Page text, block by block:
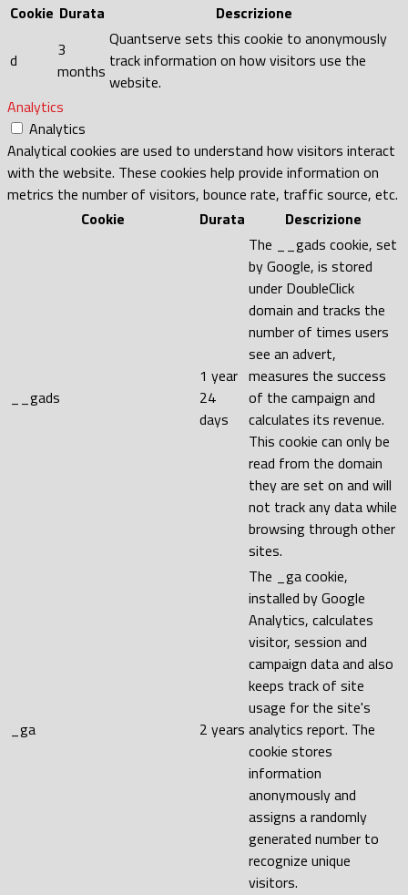
Cookie Durata Descrizione
d
3
months
Quantserve sets this cookie to anonymously
track information on how visitors use the
website.
Analytics
Analytics
Analytical cookies are used to understand how visitors interact
with the website. These cookies help provide information on
metrics the number of visitors, bounce rate, traffic source, etc.
Cookie
Durata Descrizione
__gads
1 year
24
days
The __gads cookie, set
by Google, is stored
under DoubleClick
domain and tracks the
number of times users
see an advert,
measures the success
of the campaign and
calculates its revenue.
This cookie can only be
read from the domain
they are set on and will
not track any data while
browsing through other
sites.
_ga 2 years
The _ga cookie,
installed by Google
Analytics, calculates
visitor, session and
campaign data and also
keeps track of site
usage for the site's
analytics report. The
cookie stores
information
anonymously and
assigns a randomly
generated number to
recognize unique
visitors.